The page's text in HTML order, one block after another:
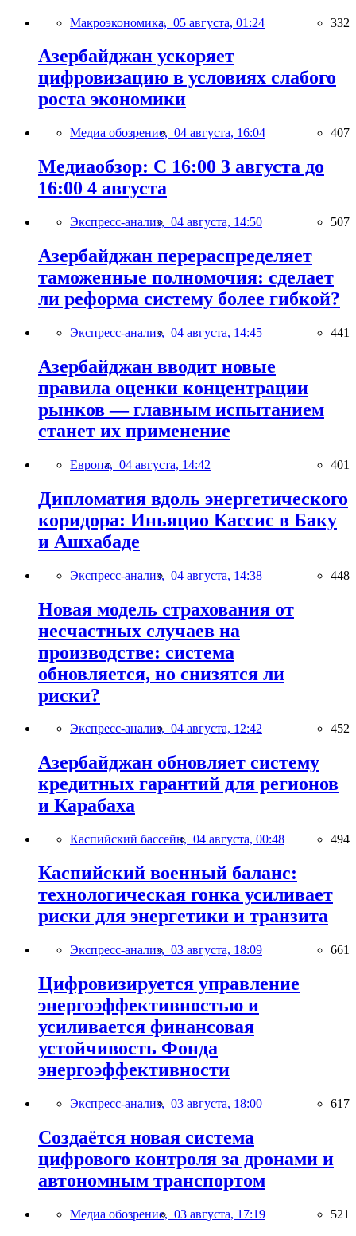
Макроэкономика, 05 августа, 01:24 332
Азербайджан ускоряет
цифровизацию в условиях слабого
роста экономики
Медиа обозрение, 04 августа, 16:04 407
Медиаобзор: С 16:00 3 августа до
16:00 4 августа
Экспресс-анализ, 04 августа, 14:50 507
Азербайджан перераспределяет
таможенные полномочия: сделает
ли реформа систему более гибкой?
Экспресс-анализ, 04 августа, 14:45 441
Азербайджан вводит новые
правила оценки концентрации
рынков — главным испытанием
станет их применение
Европа, 04 августа, 14:42 401
Дипломатия вдоль энергетического
коридора: Иньяцио Кассис в Баку
и Ашхабаде
Экспресс-анализ, 04 августа, 14:38 448
Новая модель страхования от
несчастных случаев на
производстве: система
обновляется, но снизятся ли
риски?
Экспресс-анализ, 04 августа, 12:42 452
Азербайджан обновляет систему
кредитных гарантий для регионов
и Карабаха
Каспийский бассейн, 04 августа, 00:48 494
Каспийский военный баланс:
технологическая гонка усиливает
риски для энергетики и транзита
Экспресс-анализ, 03 августа, 18:09 661
Цифровизируется управление
энергоэффективностью и
усиливается финансовая
устойчивость Фонда
энергоэффективности
Экспресс-анализ, 03 августа, 18:00 617
Создаётся новая система
цифрового контроля за дронами и
автономным транспортом
Медиа обозрение, 03 августа, 17:19 521